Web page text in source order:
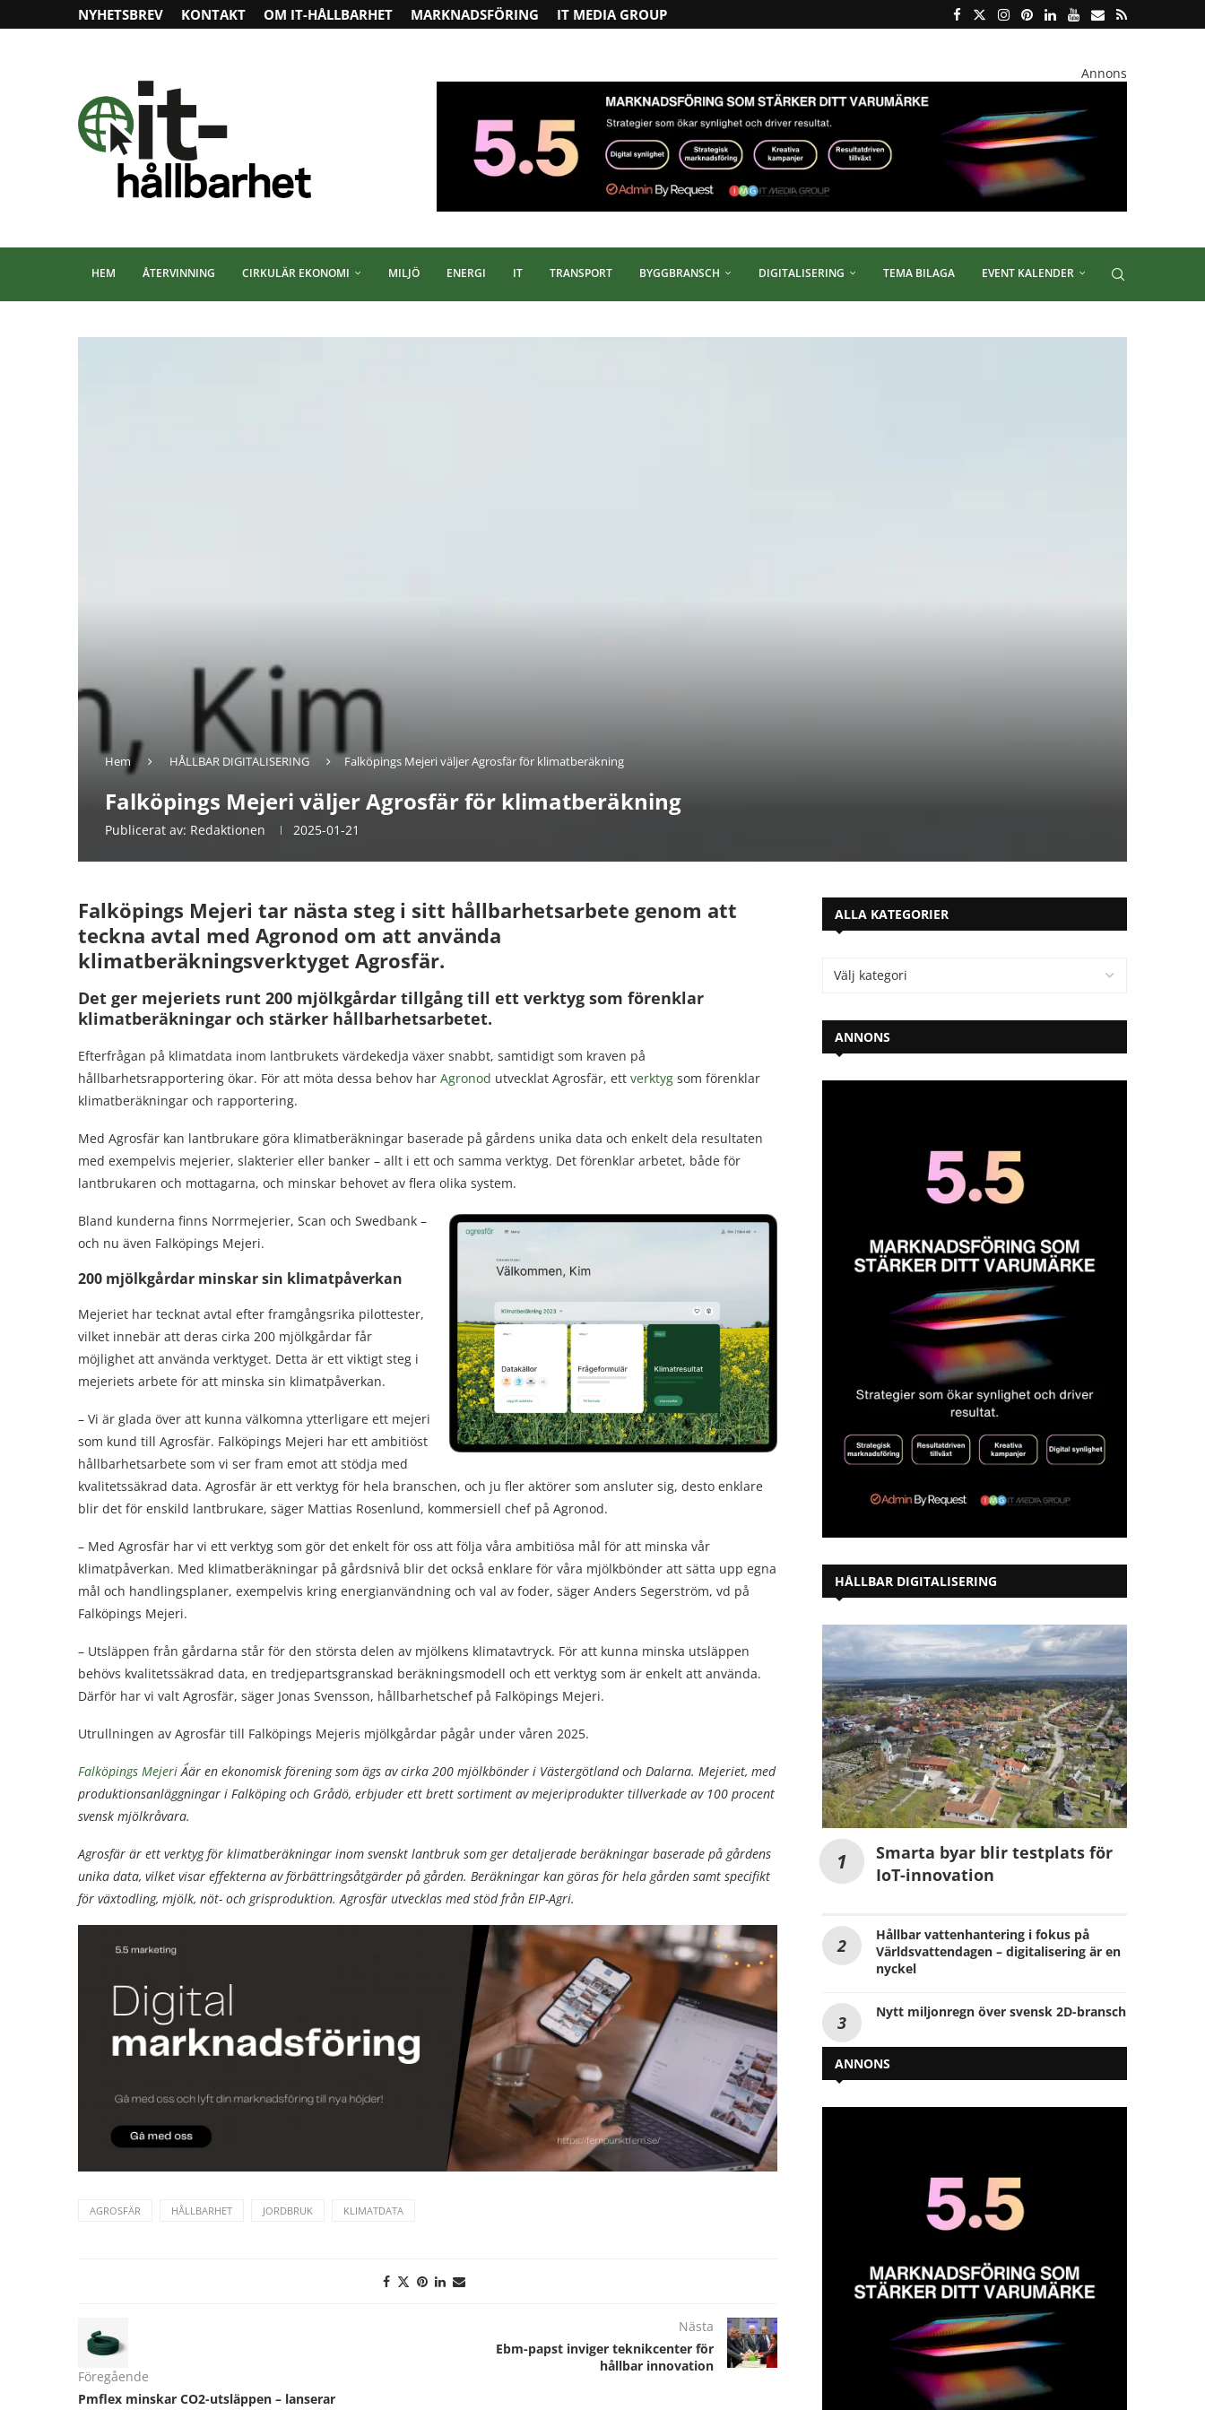
NYHETSBREV KONTAKT OM IT-HÅLLBARHET MARKNADSFÖRING IT MEDIA GROUP
Annons
HEM ÅTERVINNING CIRKULÄR EKONOMI MILJÖ ENERGI IT TRANSPORT BYGGBRANSCH DIGITALISERING TEMA BILAGA EVENT KALENDER
Hem HÅLLBAR DIGITALISERING Falköpings Mejeri väljer Agrosfär för klimatberäkning
Falköpings Mejeri väljer Agrosfär för klimatberäkning
Publicerat av: Redaktionen 2025-01-21
Falköpings Mejeri tar nästa steg i sitt hållbarhetsarbete genom att
teckna avtal med Agronod om att använda
klimatberäkningsverktyget Agrosfär.
Det ger mejeriets runt 200 mjölkgårdar tillgång till ett verktyg som förenklar
klimatberäkningar och stärker hållbarhetsarbetet.
Efterfrågan på klimatdata inom lantbrukets värdekedja växer snabbt, samtidigt som kraven på
hållbarhetsrapportering ökar. För att möta dessa behov har Agronod utvecklat Agrosfär, ett verktyg som förenklar
klimatberäkningar och rapportering.
Med Agrosfär kan lantbrukare göra klimatberäkningar baserade på gårdens unika data och enkelt dela resultaten
med exempelvis mejerier, slakterier eller banker – allt i ett och samma verktyg. Det förenklar arbetet, både för
lantbrukaren och mottagarna, och minskar behovet av flera olika system.
Bland kunderna finns Norrmejerier, Scan och Swedbank –
och nu även Falköpings Mejeri.
200 mjölkgårdar minskar sin klimatpåverkan
Mejeriet har tecknat avtal efter framgångsrika pilottester,
vilket innebär att deras cirka 200 mjölkgårdar får
möjlighet att använda verktyget. Detta är ett viktigt steg i
mejeriets arbete för att minska sin klimatpåverkan.
– Vi är glada över att kunna välkomna ytterligare ett mejeri
som kund till Agrosfär. Falköpings Mejeri har ett ambitiöst
hållbarhetsarbete som vi ser fram emot att stödja med
kvalitetssäkrad data. Agrosfär är ett verktyg för hela branschen, och ju fler aktörer som ansluter sig, desto enklare
blir det för enskild lantbrukare, säger Mattias Rosenlund, kommersiell chef på Agronod.
– Med Agrosfär har vi ett verktyg som gör det enkelt för oss att följa våra ambitiösa mål för att minska vår
klimatpåverkan. Med klimatberäkningar på gårdsnivå blir det också enklare för våra mjölkbönder att sätta upp egna
mål och handlingsplaner, exempelvis kring energianvändning och val av foder, säger Anders Segerström, vd på
Falköpings Mejeri.
– Utsläppen från gårdarna står för den största delen av mjölkens klimatavtryck. För att kunna minska utsläppen
behövs kvalitetssäkrad data, en tredjepartsgranskad beräkningsmodell och ett verktyg som är enkelt att använda.
Därför har vi valt Agrosfär, säger Jonas Svensson, hållbarhetschef på Falköpings Mejeri.
Utrullningen av Agrosfär till Falköpings Mejeris mjölkgårdar pågår under våren 2025.
Falköpings MejeriÄ´är en ekonomisk förening som ägs av cirka 200 mjölkbönder i Västergötland och Dalarna. Mejeriet, med
produktionsanläggningar i Falköping och Grådö, erbjuder ett brett sortiment av mejeriprodukter tillverkade av 100 procent
svensk mjölkråvara.
Agrosfär är ett verktyg för klimatberäkningar inom svenskt lantbruk som ger detaljerade beräkningar baserade på gårdens
unika data, vilket visar effekterna av förbättringsåtgärder på gården. Beräkningar kan göras för hela gården samt specifikt
för växtodling, mjölk, nöt- och grisproduktion. Agrosfär utvecklas med stöd från EIP-Agri.
AGROSFÄR HÅLLBARHET JORDBRUK KLIMATDATA
Föregående
Pmflex minskar CO2-utsläppen – lanserar
Nästa
Ebm-papst inviger teknikcenter för
hållbar innovation
ALLA KATEGORIER
ANNONS
HÅLLBAR DIGITALISERING
Smarta byar blir testplats för
IoT-innovation
Hållbar vattenhantering i fokus på
Världsvattendagen – digitalisering är en
nyckel
Nytt miljonregn över svensk 2D-bransch
ANNONS